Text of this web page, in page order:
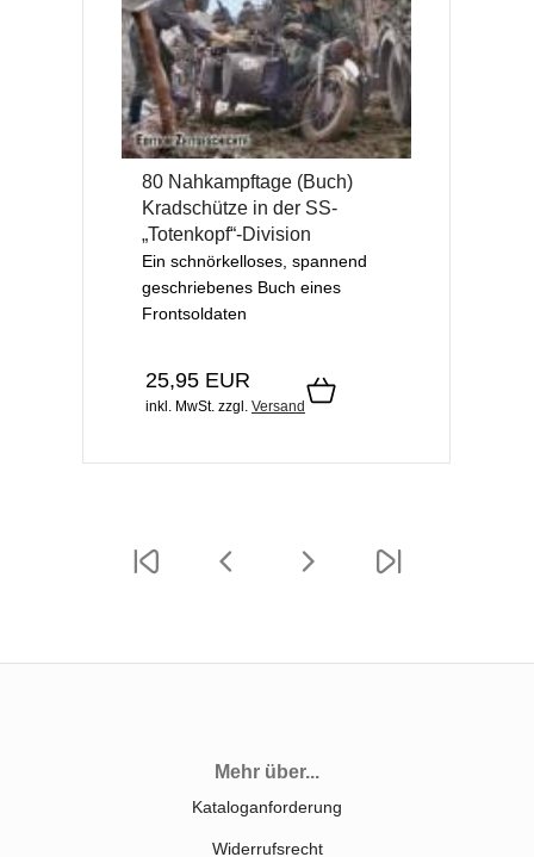
80 Nahkampftage (Buch)
Kradschütze in der SS-
„Totenkopf“-Division
Ein schnörkelloses, spannend
geschriebenes Buch eines
Frontsoldaten
25,95 EUR
inkl. MwSt. zzgl. Versand
Mehr über...
Kataloganforderung
Widerrufsrecht